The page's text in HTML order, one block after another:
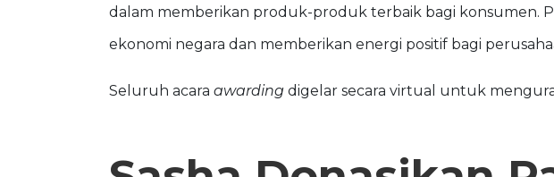
dalam memberikan produk-produk terbaik bagi konsumen.
ekonomi negara dan memberikan energi positif bagi
Seluruh acara awarding digelar secara virtual untuk